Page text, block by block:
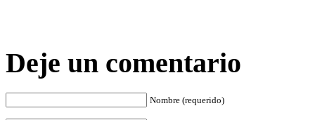
Deje un comentario
Nombre (requerido)